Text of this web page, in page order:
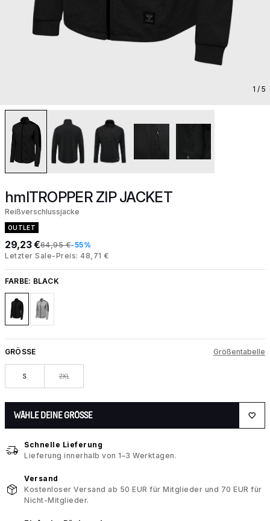
1 / 5
hmlTROPPER ZIP JACKET
Reißverschlussjacke
OUTLET
29,23 €64,95 €-55%
Letzter Sale-Preis: 48,71 €
FARBE: BLACK
GRÖSSE Größentabelle
S 2XL
WÄHLE DEINE GRÖSSE
Schnelle Lieferung
Lieferung innerhalb von 1–3 Werktagen.
Versand
Kostenloser Versand ab 50 EUR für Mitglieder und 70 EUR für
Nicht-Mitglieder.